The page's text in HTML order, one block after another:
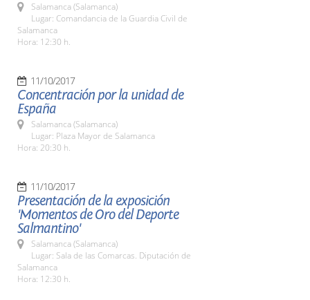
Salamanca (Salamanca)
Lugar: Comandancia de la Guardia Civil de
Salamanca
Hora: 12:30 h.
11/10/2017
Concentración por la unidad de
España
Salamanca (Salamanca)
Lugar: Plaza Mayor de Salamanca
Hora: 20:30 h.
11/10/2017
Presentación de la exposición
'Momentos de Oro del Deporte
Salmantino'
Salamanca (Salamanca)
Lugar: Sala de las Comarcas. Diputación de
Salamanca
Hora: 12:30 h.